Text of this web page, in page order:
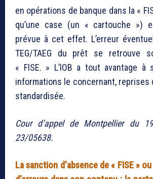
en opérations de banque dans la «
qu’une case (un « cartouche »)
prévue à cet effet. L’erreur
TEG/TAEG du prêt se retrouve
« FISE. » L’IOB a tout avantage à
informations le concernant, reprises
standardisée.
Cour d’appel de Montpellier du
23/05638.
La sanction d’absence de « FISE »